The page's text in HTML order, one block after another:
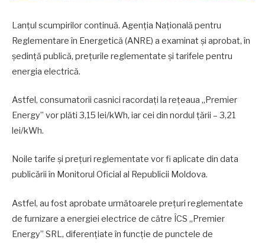
Lanțul scumpirilor continuă. Agenția Națională pentru
Reglementare în Energetică (ANRE) a examinat și aprobat, în
ședință publică, prețurile reglementate și tarifele pentru
energia electrică.
Astfel, consumatorii casnici racordați la rețeaua „Premier
Energy” vor plăti 3,15 lei/kWh, iar cei din nordul țării – 3,21
lei/kWh.
Noile tarife și prețuri reglementate vor fi aplicate din data
publicării în Monitorul Oficial al Republicii Moldova.
Astfel, au fost aprobate următoarele prețuri reglementate
de furnizare a energiei electrice de către ÎCS „Premier
Energy” SRL, diferențiate în funcție de punctele de